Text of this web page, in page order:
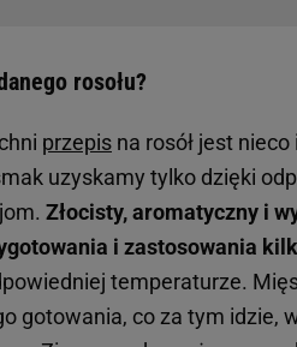
rosołu?
przepis na rosół jest
uzyskamy tylko dzięki
Złocisty, aromatyczny i
i zastosowania
temperaturze.
gotowania, co za tym idzie,